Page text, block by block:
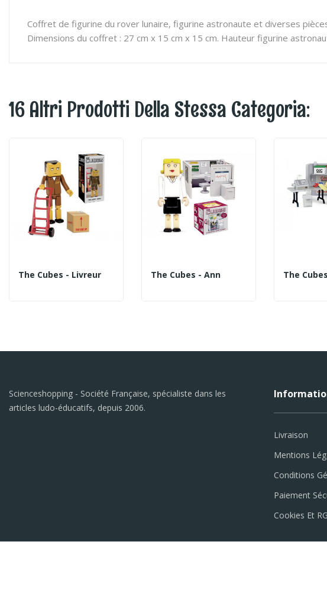
Coffret de figurine du rover lunaire, figurine astronaute et diverses
Dimensions du coffret : 27 cm x 15 cm x 15 cm. Hauteur figurine
16 Altri Prodotti Della Stessa Categoria:
The Cubes - Livreur The Cubes - Ann
Scienceshopping - Société Française, spécialiste dans les
articles ludo-éducatifs, depuis 2006.
Livraison
Mentions
Conditions
Paiement
Cookies Et